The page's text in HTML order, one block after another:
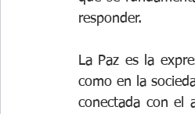
responder.
La Paz es la
como en la
conectada con el